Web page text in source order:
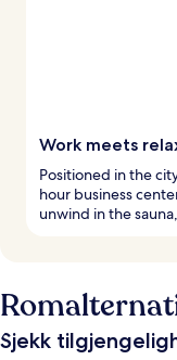
Work meets
Positioned in the
hour business
unwind in the
Sjekk